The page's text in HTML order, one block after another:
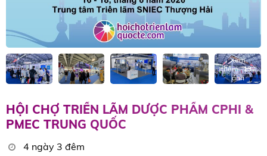
Xem
thêm 13
ảnh
HỘI CHỢ TRIỂN LÃM DƯỢC PHẨM CPHI &
PMEC TRUNG QUỐC
4 ngày 3 đêm